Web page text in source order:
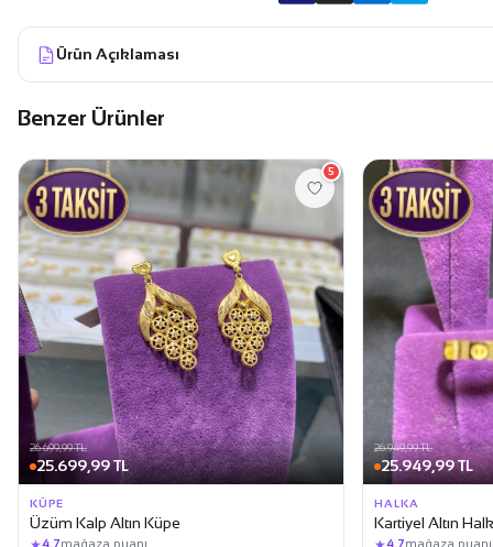
Ürün Açıklaması
Benzer Ürünler
26.699,99 TL
25.699,99 TL
5
KÜPE
Üzüm Kalp Altın Küpe
4,7mağaza puanı
26.949,99 TL
25.949,99 TL
HALKA
Kartiyel Altın
4,7mağaza puanı